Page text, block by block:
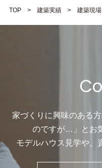
TOP 建築実績 建築現
家づくりに興味のある
のですが…」と お
モデルハウス見学や、